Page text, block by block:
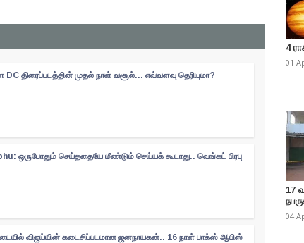
திரைப்படத்தின் முதல் நாள் வசூல்... எவ்வளவு தெரியுமா?
ஒருபோதும் செய்ததையே மீண்டும் செய்யக் கூடாது.. வெங்கட் பிரபு
விஜய்யின் கடைசிப்படமான ஜனநாயகன்.. 16 நாள் பாக்ஸ் ஆபிஸ்
4
01
17
04